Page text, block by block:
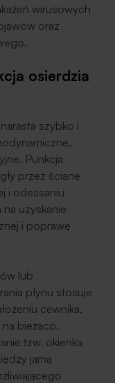
wirusowych
oraz
osierdzia
szybko i
Punkcja
przez ścianę
i odessaniu
uzyskanie
i poprawę
lub
płynu stosuje
cewnika,
bieżąco.
tzw. okienka
jamą